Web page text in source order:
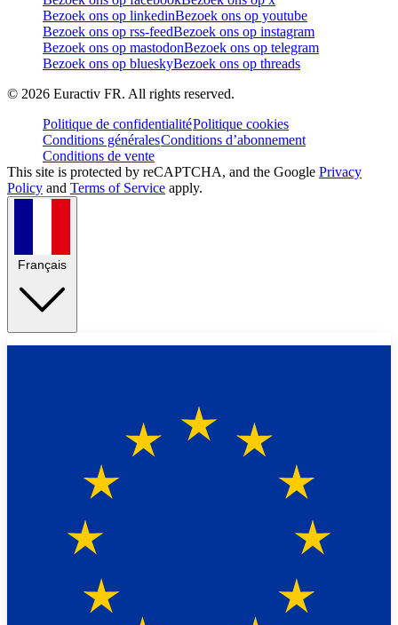
Bezoek ons op linkedinBezoek ons op youtube
Bezoek ons op rss-feedBezoek ons op instagram
Bezoek ons op mastodonBezoek ons op telegram
Bezoek ons op blueskyBezoek ons op threads
© 2026 Euractiv FR. All rights reserved.
Politique de confidentialitéPolitique cookies
Conditions généralesConditions d’abonnement
Conditions de vente
This site is protected by reCAPTCHA, and the Google Privacy
Policy and Terms of Service apply.
Français